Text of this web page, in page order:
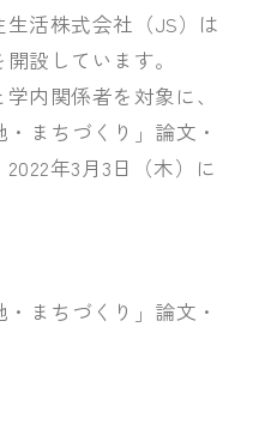
生の皆さま
属高等学校
日本女子大学通信教育課程
活株式会社（JS）は
設しています。
内関係者を対象に、
まちづくり」論文・
年3月3日（木）に
まちづくり」論文・